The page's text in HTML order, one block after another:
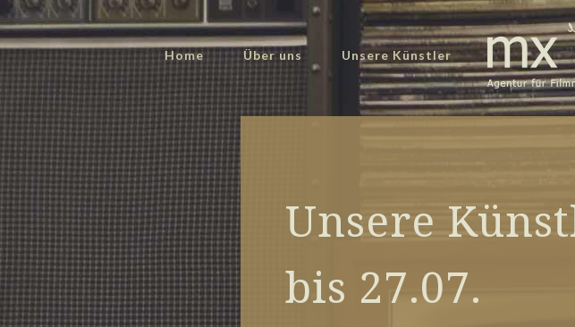
Home Über uns Unsere Künstler
Unsere
bis 27.07.